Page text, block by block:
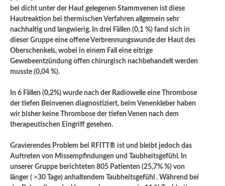
bei dicht unter der Haut gelegenen Stammvenen ist diese
Hautreaktion bei thermischen Verfahren allgemein sehr
nachhaltig und langwierig. In drei Fällen (0,1 %) fand sich in
dieser Gruppe eine offene Verbrennungswunde der Haut des
Oberschenkels, wobei in einem Fall eine eitrige
Gewebeentzündung offen chirurgisch nachbehandelt werden
musste (0,04 %).
In 6 Fällen (0,2%) wurde nach der Radiowelle eine Thrombose
der tiefen Beinvenen diagnostiziert, beim Venenkleber haben
wir bisher keine Thrombose der tiefen Venen nach dem
therapeutischen Eingriff gesehen.
Gravierendes Problem bei RFITT® ist und bleibt jedoch das
Auftreten von Missempfindungen und Taubheitsgefühl. In
unserer Gruppe berichteten 805 Patienten (25,7% %) von
länger ( >30 Tage) anhaltendem Taubheitsgefühl . Während bei